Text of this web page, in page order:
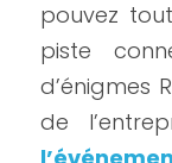
pouvez
piste
d’énigmes